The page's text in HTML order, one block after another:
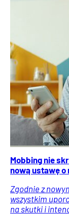
Mobbing nie
nową ustawę o
Zgodnie z
wszystkim
na skutki i